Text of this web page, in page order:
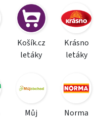
Košík.cz
letáky
Krásno
letáky
Můj
Norma